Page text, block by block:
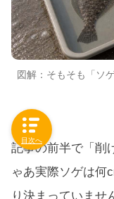
図解：そもそも「ソ
記事の前半で「削
ゃあ実際ソゲは何
り決まっていませ
目次へ